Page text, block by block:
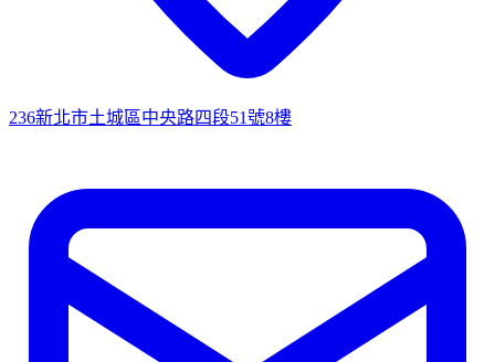
236新北市土城區中央路四段51號8樓